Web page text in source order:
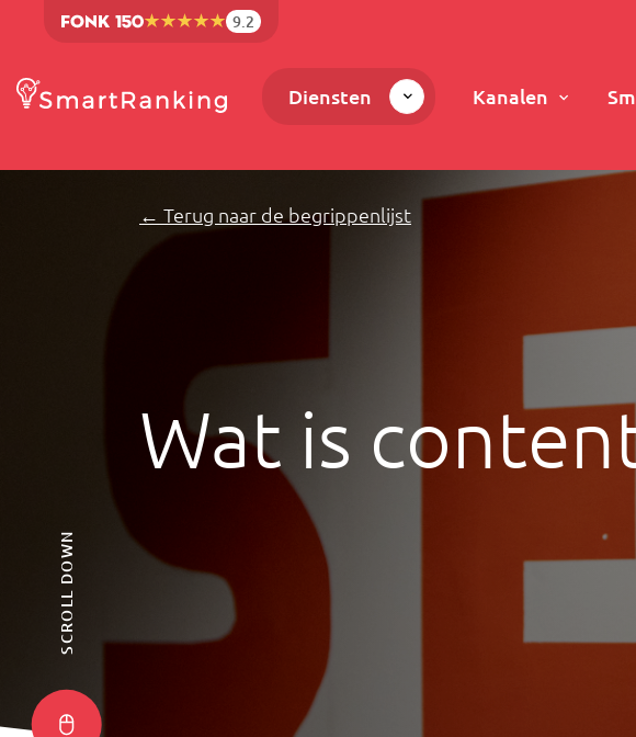
9.2
Diensten Kanalen
SCROLL DOWN
← Terug naar de begrippenlijst
Wat is